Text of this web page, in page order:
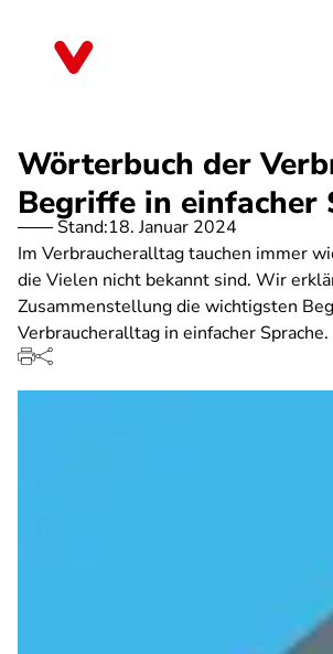
Wörterbuch der
Begriffe in einfacher
Stand:18. Januar 2024
Im Verbraucheralltag tauchen immer
die Vielen nicht bekannt sind. Wir
Zusammenstellung die wichtigsten
Verbraucheralltag in einfacher Sprache.